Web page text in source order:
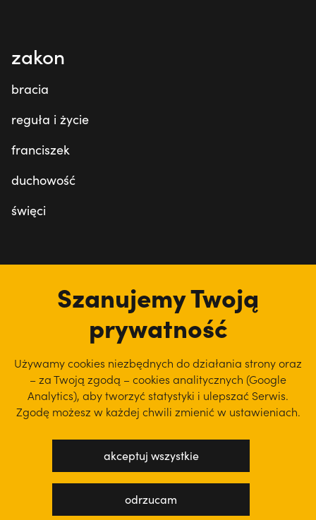
zakon
bracia
reguła i życie
franciszek
duchowość
święci
regulamin serwisu
Szanujemy Twoją
prywatność
Używamy cookies niezbędnych do działania strony oraz
– za Twoją zgodą – cookies analitycznych (Google
Analytics), abytworzyć statystyki i ulepszać Serwis.
Zgodę możesz w każdej chwili zmienić w ustawieniach.
akceptuj wszystkie
odrzucam